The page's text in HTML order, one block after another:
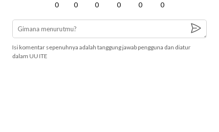
0 0 0 0 0 0
Isi komentar sepenuhnya adalah tanggung jawab pengguna dan diatur
dalam UU ITE